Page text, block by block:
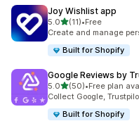
Joy Wishlist app
5.0เต็ม 5 ดาว
(11)
ทั้งหมด 11 รีวิว
•Free
Create and manage
Built for Shopify
Google Reviews by
5.0เต็ม 5 ดาว
(50)
ทั้งหมด 50 รีวิว
•Free plan
Collect Google,
Built for Shopify